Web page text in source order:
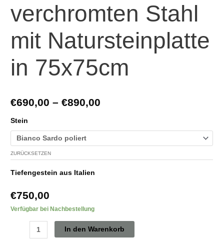
verchromten Stahl
mit Natursteinplatte
in 75x75cm
€690,00 –€890,00
Stein
ZURÜCKSETZEN
Tiefengestein aus Italien
€750,00
Verfügbar bei Nachbestellung
In den Warenkorb